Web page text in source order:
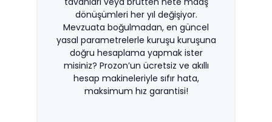
dönüşümleri her yıl değişiyor.
Mevzuata boğulmadan, en güncel
yasal parametrelerle kuruşu kuruşuna
doğru hesaplama yapmak ister
misiniz? Prozon’un ücretsiz ve akıllı
hesap makineleriyle sıfır hata,
maksimum hız garantisi!